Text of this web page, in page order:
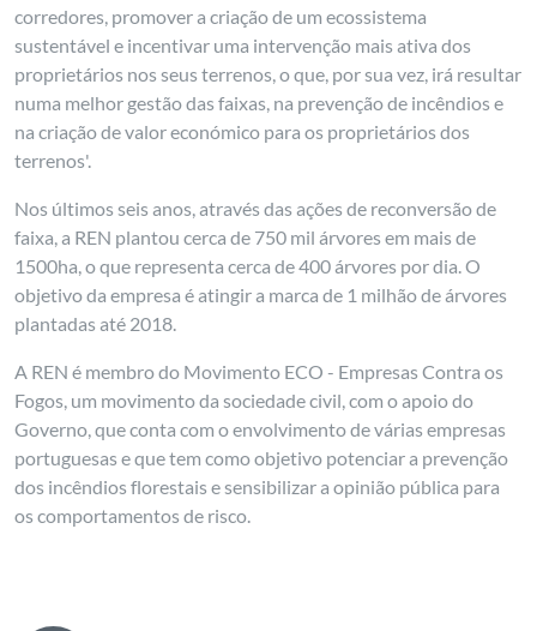
corredores, promover a criação de um ecossistema
sustentável e incentivar uma intervenção mais ativa dos
proprietários nos seus terrenos, o que, por sua vez, irá resultar
numa melhor gestão das faixas, na prevenção de incêndios e
na criação de valor económico para os proprietários dos
terrenos'.
Nos últimos seis anos, através das ações de reconversão de
faixa, a REN plantou cerca de 750 mil árvores em mais de
1500ha, o que representa cerca de 400 árvores por dia. O
objetivo da empresa é atingir a marca de 1 milhão de árvores
plantadas até 2018.
A REN é membro do Movimento ECO - Empresas Contra os
Fogos, um movimento da sociedade civil, com o apoio do
Governo, que conta com o envolvimento de várias empresas
portuguesas e que tem como objetivo potenciar a prevenção
dos incêndios florestais e sensibilizar a opinião pública para
os comportamentos de risco.